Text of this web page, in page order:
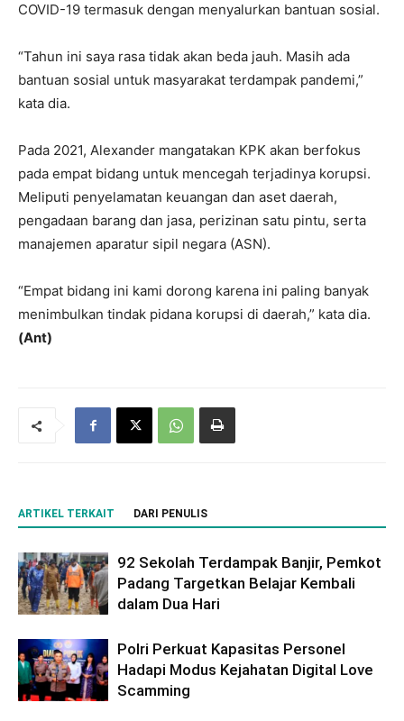
COVID-19 termasuk dengan menyalurkan bantuan sosial.
“Tahun ini saya rasa tidak akan beda jauh. Masih ada
bantuan sosial untuk masyarakat terdampak pandemi,”
kata dia.
Pada 2021, Alexander mangatakan KPK akan berfokus
pada empat bidang untuk mencegah terjadinya korupsi.
Meliputi penyelamatan keuangan dan aset daerah,
pengadaan barang dan jasa, perizinan satu pintu, serta
manajemen aparatur sipil negara (ASN).
“Empat bidang ini kami dorong karena ini paling banyak
menimbulkan tindak pidana korupsi di daerah,” kata dia.
(Ant)
ARTIKEL TERKAIT DARI PENULIS
92 Sekolah Terdampak Banjir, Pemkot
Padang Targetkan Belajar Kembali
dalam Dua Hari
Polri Perkuat Kapasitas Personel
Hadapi Modus Kejahatan Digital Love
Scamming